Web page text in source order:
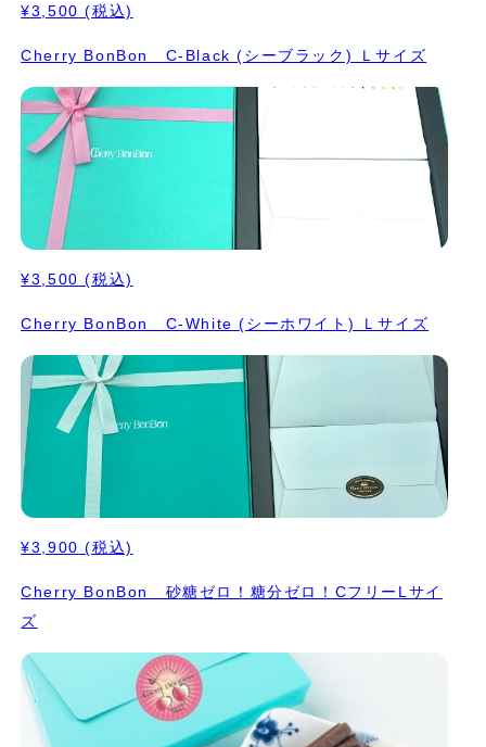
¥3,500 (税込)
Cherry BonBon C-Black (シーブラック) Ｌサイズ
¥3,500 (税込)
Cherry BonBon C-White (シーホワイト) Ｌサイズ
¥3,900 (税込)
Cherry BonBon 砂糖ゼロ！糖分ゼロ！CフリーLサイ
ズ